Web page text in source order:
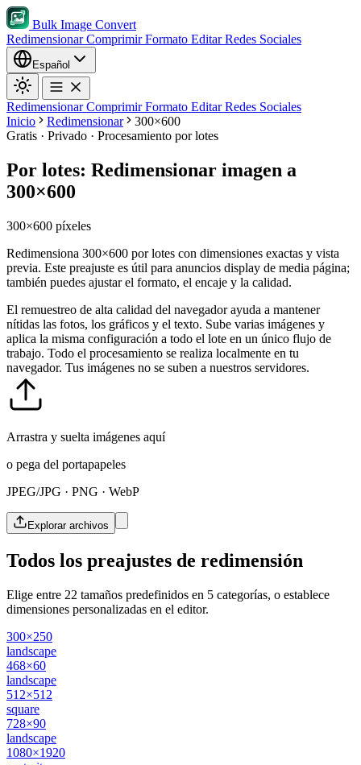
Bulk Image Convert
RedimensionarComprimirFormato EditarRedes Sociales
Español
RedimensionarComprimirFormato EditarRedes Sociales
Inicio
Redimensionar
300×600
Gratis · Privado · Procesamiento por lotes
Por lotes: Redimensionar imagen a
300×600
300×600 píxeles
Redimensiona 300×600 por lotes con dimensiones exactas y vista
previa. Este preajuste es útil para anuncios display de media página;
también puedes ajustar el formato, el encaje y la calidad.
El remuestreo de alta calidad del navegador ayuda a mantener
nítidas las fotos, los gráficos y el texto. Sube varias imágenes y
aplica la misma configuración a todo el lote en un único flujo de
trabajo. Todo el procesamiento se realiza localmente en tu
navegador. Tus imágenes no se suben a nuestros servidores.
Arrastra y suelta imágenes aquí
o pega del portapapeles
JPEG/JPG · PNG · WebP
Explorar archivos
Todos los preajustes de redimensión
Elige entre 22 tamaños predefinidos en 5 categorías, o establece
dimensiones personalizadas en el editor.
300×250
landscape
468×60
landscape
512×512
square
728×90
landscape
1080×1920